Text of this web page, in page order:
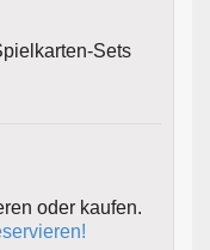
Sets
oder kaufen.